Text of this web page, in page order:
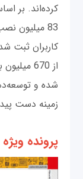
83 میلیون
کاربران ثبت
از 670
شده و
زمینه دست
پرونده ویژه